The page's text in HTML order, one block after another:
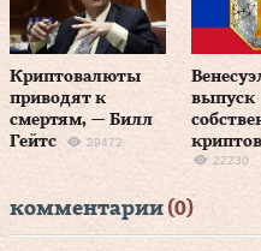
Криптовалюты
приводят к
смертям, — Билл
Гейтс
29472
выпуск
22230
комментарии (0)